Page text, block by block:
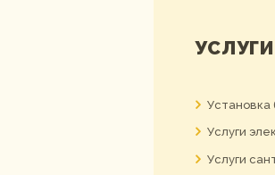
УСЛУГИ
Установка
Услуги
Услуги